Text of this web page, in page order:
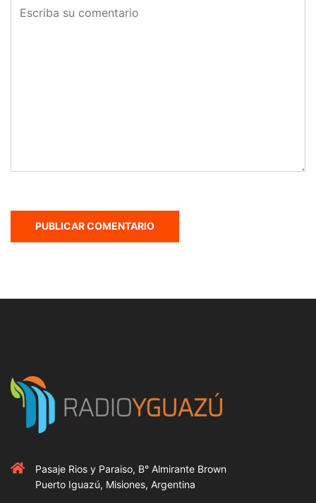
Pasaje Rios y Paraiso, B° Almirante Brown
Puerto Iguazú, Misiones, Argentina